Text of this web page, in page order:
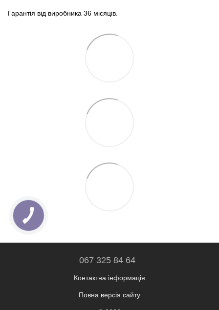
Гарантія від виробника 36 місяців.
067 325 84 64
Контактна інформація
Повна версія сайту